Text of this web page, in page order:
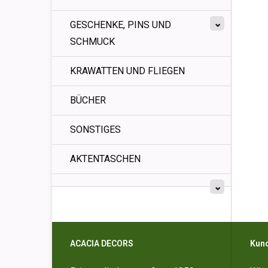
GESCHENKE, PINS UND
SCHMUCK
KRAWATTEN UND FLIEGEN
BÜCHER
SONSTIGES
AKTENTASCHEN
ACACIA DECORS